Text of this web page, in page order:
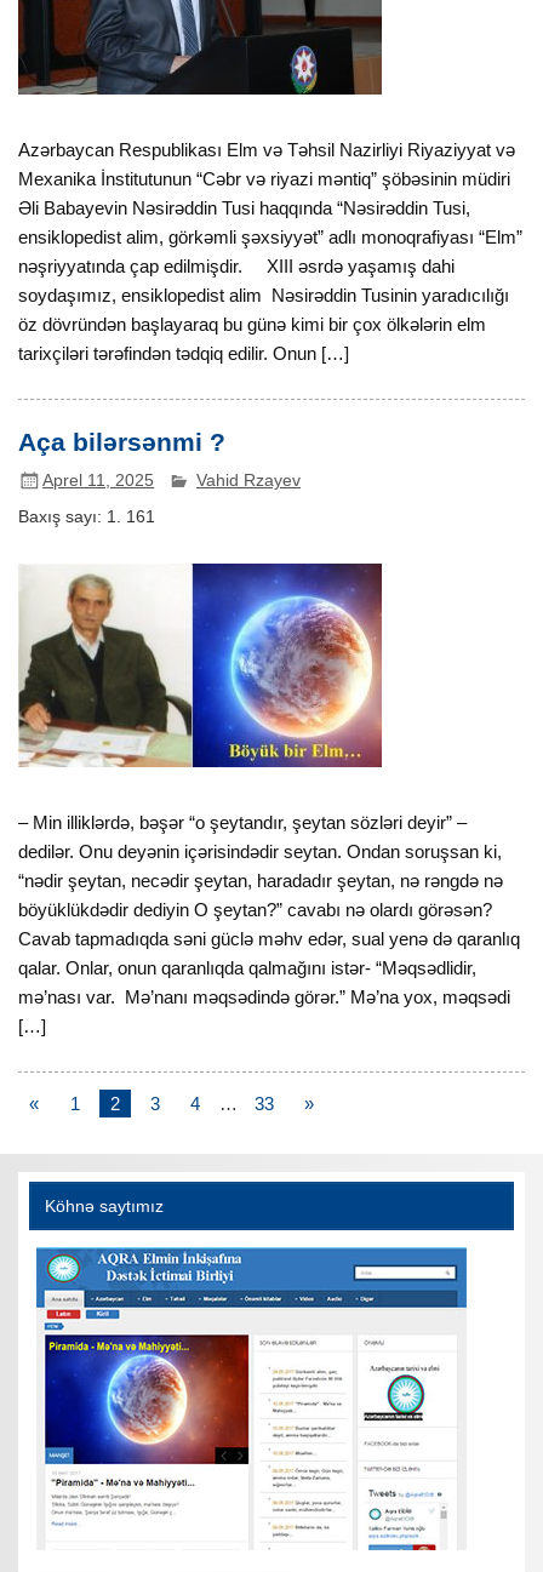
Azərbaycan Respublikası Elm və Təhsil Nazirliyi Riyaziyyat və
Mexanika İnstitutunun “Cəbr və riyazi məntiq” şöbəsinin müdiri
Əli Babayevin Nəsirəddin Tusi haqqında “Nəsirəddin Tusi,
ensiklopedist alim, görkəmli şəxsiyyət” adlı monoqrafiyası “Elm”
nəşriyyatında çap edilmişdir. XIII əsrdə yaşamış dahi
soydaşımız, ensiklopedist alim Nəsirəddin Tusinin yaradıcılığı
öz dövründən başlayaraq bu günə kimi bir çox ölkələrin elm
tarixçiləri tərəfindən tədqiq edilir. Onun […]
Aça bilərsənmi ?
Aprel 11, 2025 Vahid Rzayev
Baxış sayı: 1. 161
– Min illiklərdə, bəşər “o şeytandır, şeytan sözləri deyir” –
dedilər. Onu deyənin içərisindədir seytan. Ondan soruşsan ki,
“nədir şeytan, necədir şeytan, haradadır şeytan, nə rəngdə nə
böyüklükdədir dediyin O şeytan?” cavabı nə olardı görəsən?
Cavab tapmadıqda səni güclə məhv edər, sual yenə də qaranlıq
qalar. Onlar, onun qaranlıqda qalmağını istər- “Məqsədlidir,
mə’nası var. Mə’nanı məqsədində görər.” Mə’na yox, məqsədi
[…]
« 1 2 3 4 … 33 »
Köhnə saytımız